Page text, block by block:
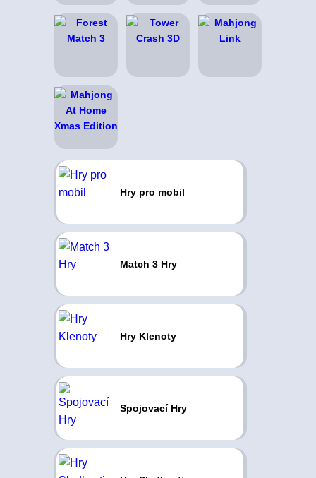
Hry pro mobil
Match 3 Hry
Hry Klenoty
Spojovací Hry